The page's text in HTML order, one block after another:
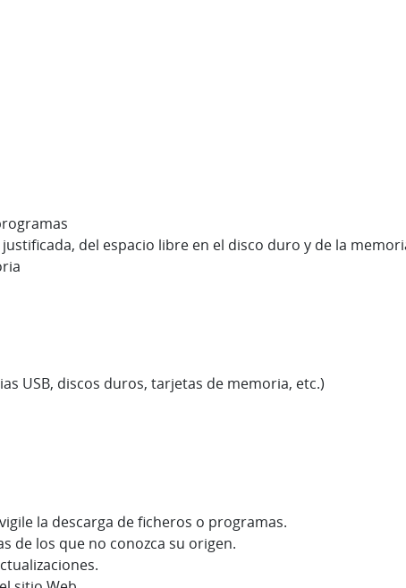
del espacio libre en el disco duro y de la
USB, discos duros, tarjetas de memoria, etc.)
la descarga de ficheros o programas.
de los que no conozca su origen.